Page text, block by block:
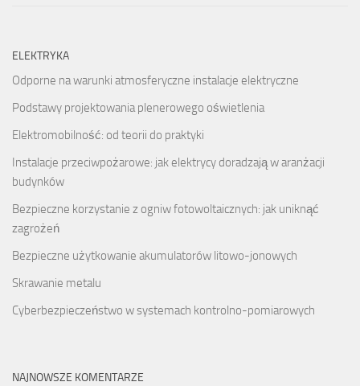
ELEKTRYKA
Odporne na warunki atmosferyczne instalacje elektryczne
Podstawy projektowania plenerowego oświetlenia
Elektromobilność: od teorii do praktyki
Instalacje przeciwpożarowe: jak elektrycy doradzają w aranżacji
budynków
Bezpieczne korzystanie z ogniw fotowoltaicznych: jak uniknąć
zagrożeń
Bezpieczne użytkowanie akumulatorów litowo-jonowych
Skrawanie metalu
Cyberbezpieczeństwo w systemach kontrolno-pomiarowych
NAJNOWSZE KOMENTARZE